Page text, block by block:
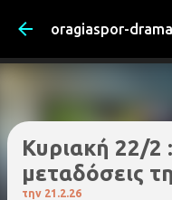
Μετάβαση
oragiaspor-
Κυριακή 22/2
μεταδόσεις
την 21.2.26